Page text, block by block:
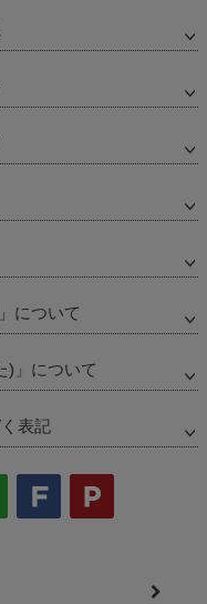
について
)」について
表記